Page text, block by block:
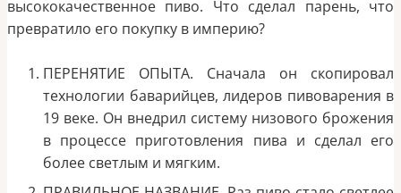
высококачественное пиво. Что сделал парень, что
превратило его покупку в империю?
ПЕРЕНЯТИЕ ОПЫТА. Сначала он скопировал
технологии баварийцев, лидеров пивоварения в
19 веке. Он внедрил систему низового брожения
в процессе приготовления пива и сделал его
более светлым и мягким.